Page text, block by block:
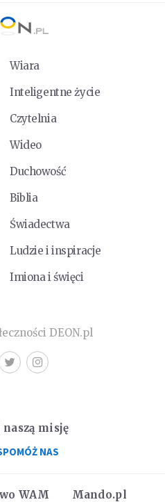
Wiara
Inteligentne życie
Czytelnia
Wideo
Duchowość
Biblia
Świadectwa
Ludzie i inspiracje
Imiona i święci
DEON.pl
WAM Mando.pl
misję
NAS